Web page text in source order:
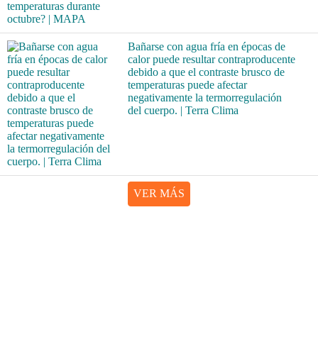
Bañarse con agua fría en épocas de
calor puede resultar contraproducente
debido a que el contraste brusco de
temperaturas puede afectar
negativamente la termorregulación
del cuerpo. | Terra Clima
VER MÁS